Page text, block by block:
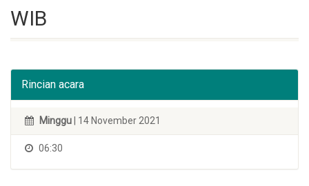
WIB
Rincian acara
Minggu | 14 November 2021
06:30